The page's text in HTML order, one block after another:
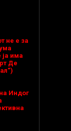
не е за
ја има
Де
Индог